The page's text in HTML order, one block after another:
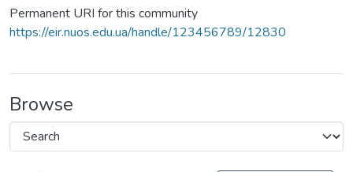
Permanent URI for this community
https://eir.nuos.edu.ua/handle/123456789/12830
Browse